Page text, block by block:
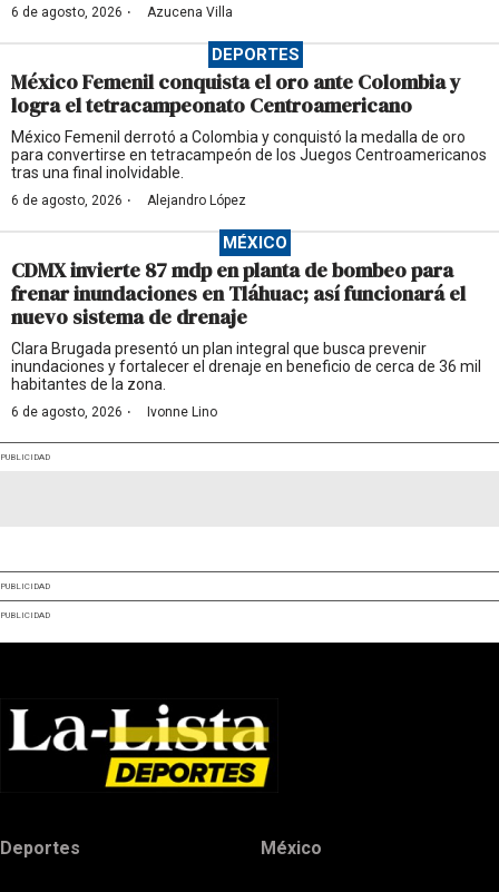
6 de agosto, 2026 · Azucena Villa
DEPORTES
México Femenil conquista el oro ante Colombia y
logra el tetracampeonato Centroamericano
México Femenil derrotó a Colombia y conquistó la medalla de oro
para convertirse en tetracampeón de los Juegos Centroamericanos
tras una final inolvidable.
6 de agosto, 2026 · Alejandro López
MÉXICO
CDMX invierte 87 mdp en planta de bombeo para
frenar inundaciones en Tláhuac; así funcionará el
nuevo sistema de drenaje
Clara Brugada presentó un plan integral que busca prevenir
inundaciones y fortalecer el drenaje en beneficio de cerca de 36 mil
habitantes de la zona.
6 de agosto, 2026 · Ivonne Lino
PUBLICIDAD
PUBLICIDAD
PUBLICIDAD
Deportes México